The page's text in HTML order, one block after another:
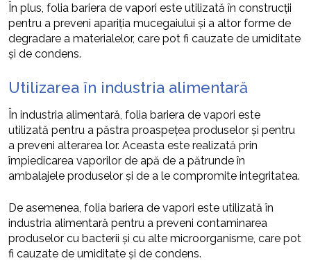
În plus, folia bariera de vapori este utilizată în construcții
pentru a preveni apariția mucegaiului și a altor forme de
degradare a materialelor, care pot fi cauzate de umiditate
și de condens.
Utilizarea în industria alimentară
În industria alimentară, folia bariera de vapori este
utilizată pentru a păstra proaspețea produselor și pentru
a preveni alterarea lor. Aceasta este realizată prin
împiedicarea vaporilor de apă de a pătrunde în
ambalajele produselor și de a le compromite integritatea.
De asemenea, folia bariera de vapori este utilizată în
industria alimentară pentru a preveni contaminarea
produselor cu bacterii și cu alte microorganisme, care pot
fi cauzate de umiditate și de condens.